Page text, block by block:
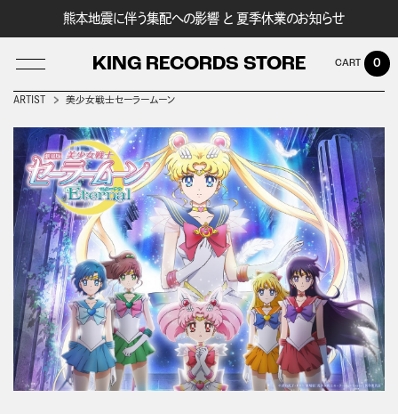
熊本地震に伴う集配への影響 と 夏季休業のお知らせ
KING RECORDS STORE
LOG IN
0
ARTIST 美少女戦士セーラームーン